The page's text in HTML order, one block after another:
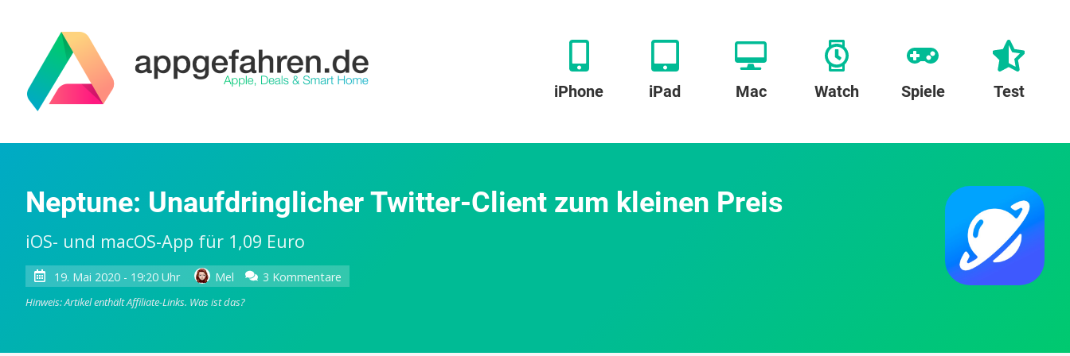
iPhone iPad Mac Watch Spiele Test
Neptune: Unaufdringlicher Twitter-Client zum kleinen Preis
iOS- und macOS-App für 1,09 Euro
19. Mai 2020 - 19:20 Uhr Mel 3 Kommentare
Hinweis: Artikel enthält Affiliate-Links. Was ist das?